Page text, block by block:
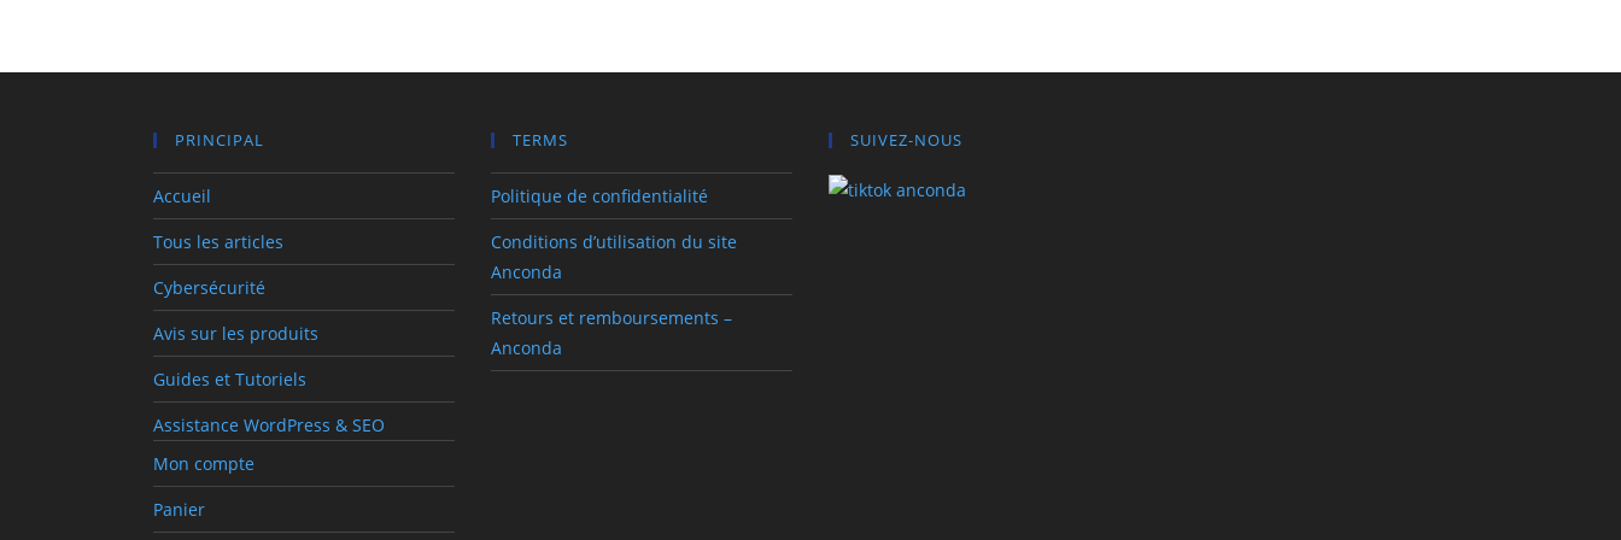
PRINCIPAL
Accueil
Tous les articles
Cybersécurité
Avis sur les produits
Guides et Tutoriels
Assistance WordPress & SEO
Mon compte
Panier
TERMS
Politique de confidentialité
Conditions d’utilisation du site
Anconda
Retours et remboursements –
Anconda
SUIVEZ-NOUS